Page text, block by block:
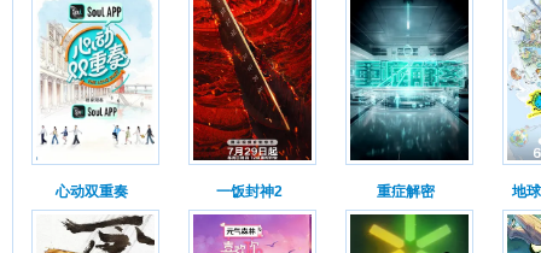
心动双重奏 一饭封神2 重症解密 地